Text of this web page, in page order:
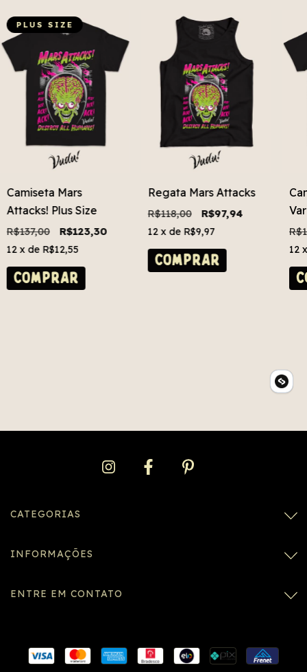
PLUS SIZE
Camiseta Mars
Attacks! Plus Size
R$137,00 R$123,30
12 x de R$12,55
COMPRAR
Regata Mars Attacks
R$118,00 R$97,94
12 x de R$9,97
COMPRAR
12
CATEGORIAS
INFORMAÇÕES
ENTRE EM CONTATO